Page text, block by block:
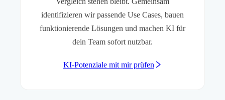
identifizieren wir passende Use Cases, bauen
funktionierende Lösungen und machen KI für
dein Team sofort nutzbar.
KI-Potenziale mit mir prüfen